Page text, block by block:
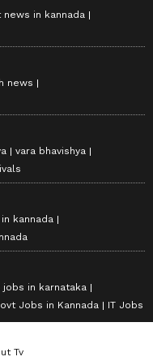
in kannada
news
vara bhavishya
kannada
jobs in karnataka
Jobs in Kannada IT Jobs
Tv